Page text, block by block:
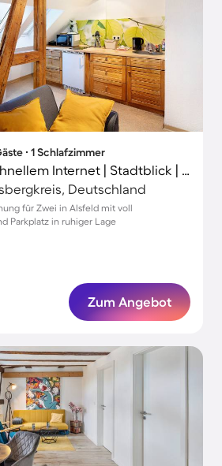
∙ 1 Schlafzimmer
Wohnung mit schnellem Internet | Stadtblick | Ideal für Homeoffice
Deutschland
für Zwei in Alsfeld mit voll
Parkplatz in ruhiger Lage
Zum Angebot